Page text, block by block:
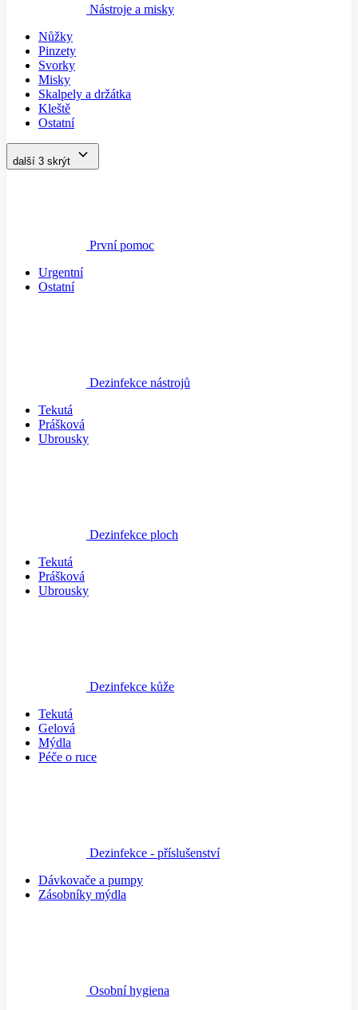
Nástroje a misky
Nůžky
Pinzety
Svorky
Misky
Skalpely a držátka
Kleště
Ostatní
další 3 skrýt
První pomoc
Urgentní
Ostatní
Dezinfekce nástrojů
Tekutá
Prášková
Ubrousky
Dezinfekce ploch
Tekutá
Prášková
Ubrousky
Dezinfekce kůže
Tekutá
Gelová
Mýdla
Péče o ruce
Dezinfekce - příslušenství
Dávkovače a pumpy
Zásobníky mýdla
Osobní hygiena